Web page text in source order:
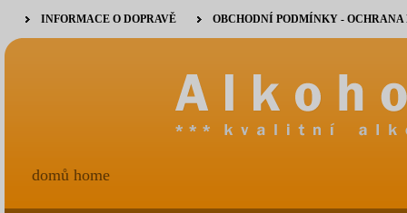
INFORMACE O DOPRAVĚ OBCHODNÍ PODMÍNKY -
domů home